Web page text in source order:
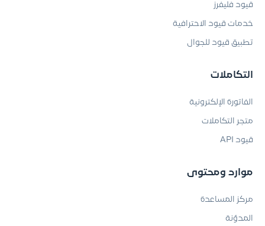
قيود فليفرز
خدمات قيود الاحترافية
تطبيق قيود للجوال
التكاملات
الفاتورة الإلكترونية
متجر التكاملات
قيود API
موارد ومحتوى
مركز المساعدة
المدوّنة